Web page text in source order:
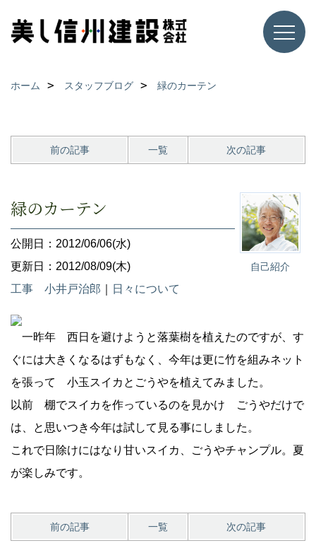
ホーム スタッフブログ 緑のカーテン
前の記事 一覧 次の記事
自己紹介
緑のカーテン
公開日：2012/06/06(水)
更新日：2012/08/09(木)
工事 小井戸治郎
日々について
一昨年 西日を避けようと落葉樹を植えたのですが、す
ぐには大きくなるはずもなく、今年は更に竹を組みネット
を張って 小玉スイカとごうやを植えてみました。
以前 棚でスイカを作っているのを見かけ ごうやだけで
は、と思いつき今年は試して見る事にしました。
これで日除けにはなり甘いスイカ、ごうやチャンプル。夏
が楽しみです。
前の記事 一覧 次の記事